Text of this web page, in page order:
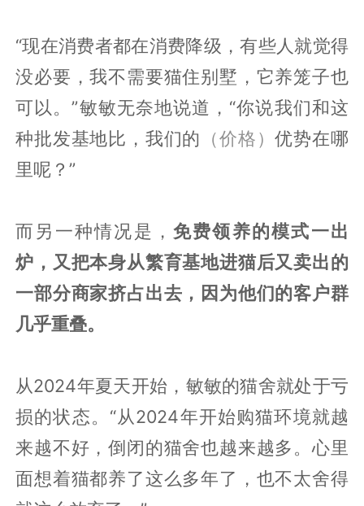
“现在消费者都在消费降级，有些人就觉得
没必要，我不需要猫住别墅，它养笼子也
可以。”敏敏无奈地说道，“你说我们和这
种批发基地比，我们的
（价格）优势在哪
里呢？”
而另一种情况是， 免费领养的模式一出
炉，又把本身从繁育基地进猫后又卖出的
一部分商家挤占出去，因为他们的客户群
几乎重叠。
从2024年夏天开始，敏敏的猫舍就处于亏
损的状态。“从2024年开始购猫环境就越
来越不好，倒闭的猫舍也越来越多。心里
面想着猫都养了这么多年了，也不太舍得